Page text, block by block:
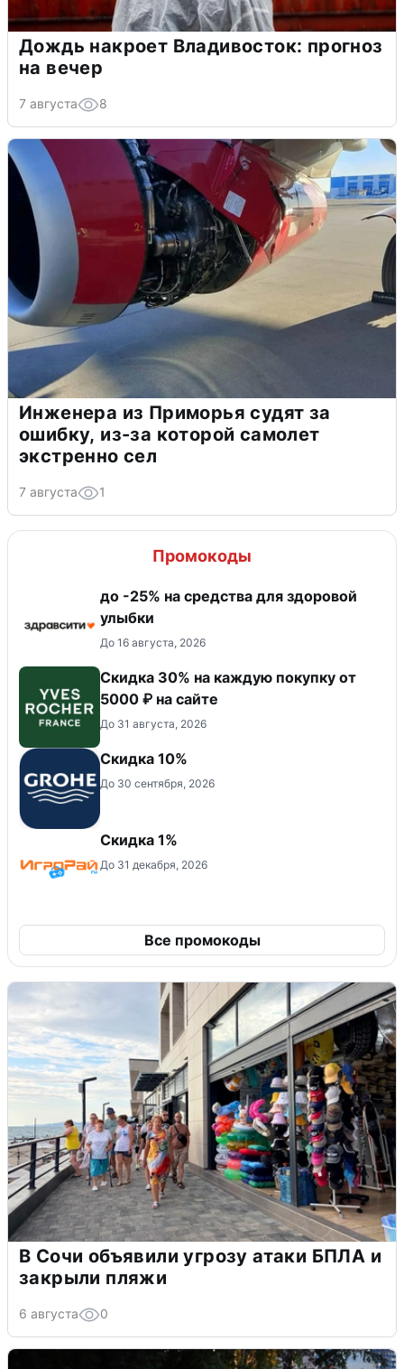
Дождь накроет Владивосток: прогноз
на вечер
7 августа 8
Инженера из Приморья судят за
ошибку, из-за которой самолет
экстренно сел
7 августа 1
Промокоды
до -25% на средства для здоровой
улыбки
До 16 августа, 2026
Скидка 30% на каждую покупку от
5000 ₽ на сайте
До 31 августа, 2026
Скидка 10%
До 30 сентября, 2026
Скидка 1%
До 31 декабря, 2026
Все промокоды
В Сочи объявили угрозу атаки БПЛА и
закрыли пляжи
6 августа 0